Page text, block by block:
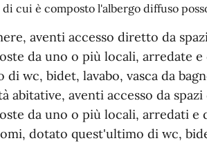
di cui è composto l'albergo diffuso
aventi accesso diretto da
da uno o più locali, arredate
di wc, bidet, lavabo, vasca da
abitative, aventi accesso da
da uno o più locali, arredati e
dotato quest'ultimo di wc,